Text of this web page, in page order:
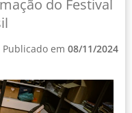
do Festival
Publicado em 08/11/2024